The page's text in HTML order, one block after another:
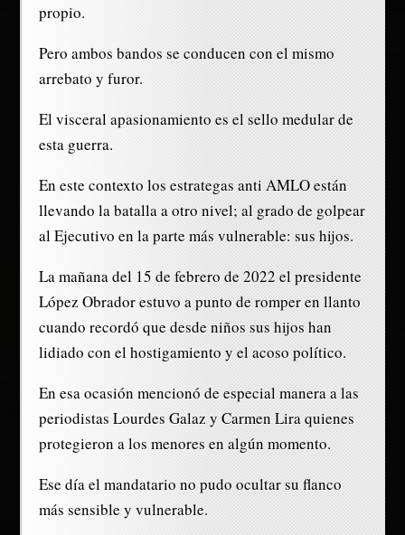
propio.
Pero ambos bandos se conducen con el mismo
arrebato y furor.
El visceral apasionamiento es el sello medular de
esta guerra.
En este contexto los estrategas anti AMLO están
llevando la batalla a otro nivel; al grado de golpear
al Ejecutivo en la parte más vulnerable: sus hijos.
La mañana del 15 de febrero de 2022 el presidente
López Obrador estuvo a punto de romper en llanto
cuando recordó que desde niños sus hijos han
lidiado con el hostigamiento y el acoso político.
En esa ocasión mencionó de especial manera a las
periodistas Lourdes Galaz y Carmen Lira quienes
protegieron a los menores en algún momento.
Ese día el mandatario no pudo ocultar su flanco
más sensible y vulnerable.